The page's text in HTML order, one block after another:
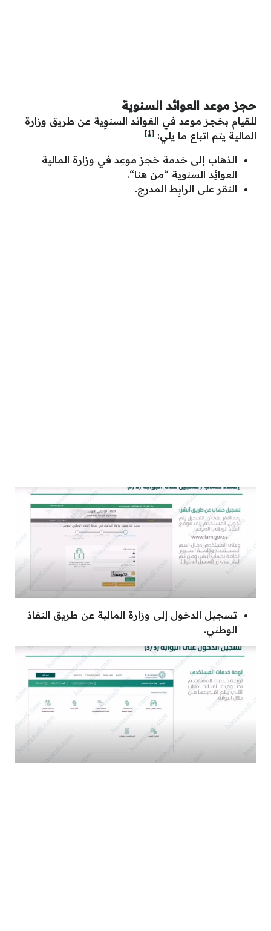
حجز موعد العوائد السنوية
للقيام بحَجز موعد في العَوائد السنوِية عن طريق وزارة
المالية يتم اتباع ما يلي: [1]
الذهاب إلى خدمة حَجز موعِد في وزارة المالية
العوائِد السنوية “من هنا“.
النقر على الرابِط المدرج.
تسجيل الدخول إلى وزارة المالية عن طريق النفاذ
الوطني.